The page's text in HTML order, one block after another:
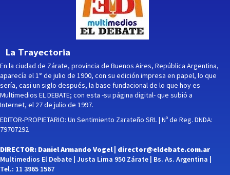
La Trayectoria
En la ciudad de Zárate, provincia de Buenos Aires, República Argentina,
aparecía el 1° de julio de 1900, con su edición impresa en papel, lo que
sería, casi un siglo después, la base fundacional de lo que hoy es
Multimedios EL DEBATE; con esta -su página digital- que subió a
Internet, el 27 de julio de 1997.
EDITOR-PROPIETARIO: Un Sentimiento Zarateño SRL | Nº de Reg. DNDA:
79707292
DIRECTOR: Daniel Armando Vogel | director@eldebate.com.ar
Multimedios El Debate | Justa Lima 950 Zárate | Bs. As. Argentina |
Tel.: 11 3965 1567